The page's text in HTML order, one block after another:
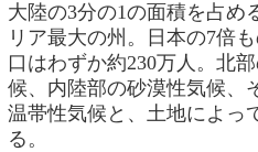
大陸の3分の1の面積を占め
リア最大の州。日本の7倍
口はわずか約230万人。北
候、内陸部の砂漠性気候、
温帯性気候と、土地によっ
る。